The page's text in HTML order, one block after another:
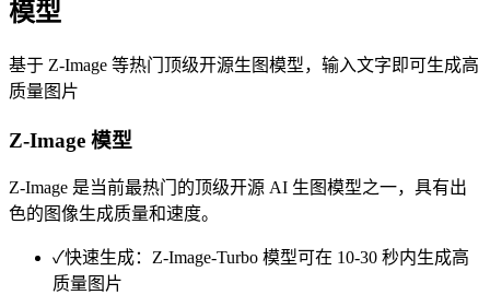
模型
基于 Z-Image 等热门顶级开源生图模型，输入文字即可生成高
质量图片
Z-Image 模型
Z-Image 是当前最热门的顶级开源 AI 生图模型之一，具有出
色的图像生成质量和速度。
✓快速生成：Z-Image-Turbo 模型可在 10-30 秒内生成高
质量图片